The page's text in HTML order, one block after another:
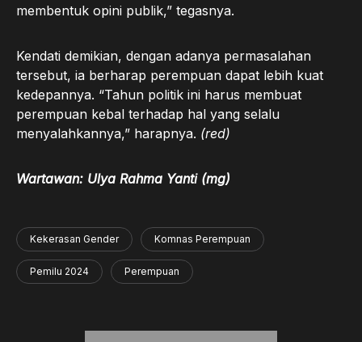
membentuk opini publik,” tegasnya.
Kendati demikian, dengan adanya permasalahan
tersebut, ia berharap perempuan dapat lebih kuat
kedepannya. “Tahun politik ini harus membuat
perempuan kebal terhadap hal yang selalu
menyalahkannya,” harapnya. (red)
Wartawan: Ulya Rahma Yanti (mg)
Kekerasan Gender Komnas Perempuan
Pemilu 2024 Perempuan